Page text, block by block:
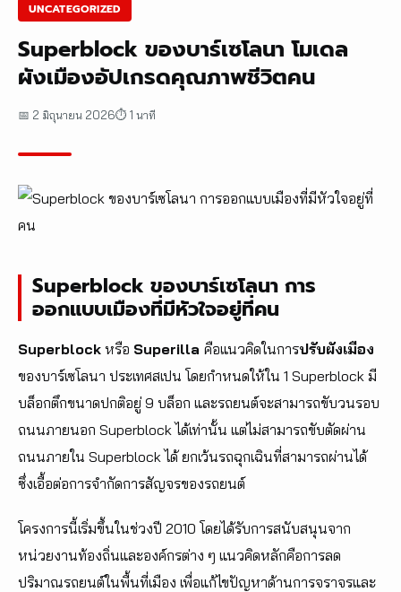
UNCATEGORIZED
Superblock ของบาร์เซโลนา โมเดล
ผังเมืองอัปเกรดคุณภาพชีวิตคน
📅 2 มิถุนายน 2026⏱ 1 นาที
Superblock ของบาร์เซโลนา การ
ออกแบบเมืองที่มีหัวใจอยู่ที่คน
Superblock หรือ Superilla คือแนวคิดในการปรับผังเมือง
ของบาร์เซโลนา ประเทศสเปน โดยกำหนดให้ใน 1 Superblock มี
บล็อกตึกขนาดปกติอยู่ 9 บล็อก และรถยนต์จะสามารถขับวนรอบ
ถนนภายนอก Superblock ได้เท่านั้น แต่ไม่สามารถขับตัดผ่าน
ถนนภายใน Superblock ได้ ยกเว้นรถฉุกเฉินที่สามารถผ่านได้
ซึ่งเอื้อต่อการจำกัดการสัญจรของรถยนต์
โครงการนี้เริ่มขึ้นในช่วงปี 2010 โดยได้รับการสนับสนุนจาก
หน่วยงานท้องถิ่นและองค์กรต่าง ๆ แนวคิดหลักคือการลด
ปริมาณรถยนต์ในพื้นที่เมือง เพื่อแก้ไขปัญหาด้านการจราจรและ